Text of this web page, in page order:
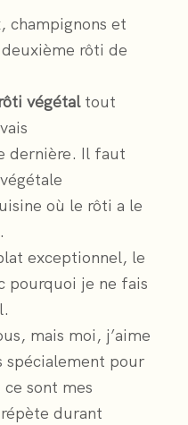
champignons et
rôti de
végétaltout
dernière. Il faut
où le rôti a le
exceptionnel, le
pourquoi je ne fais
mais moi, j’aime
spécialement pour
sont mes
durant